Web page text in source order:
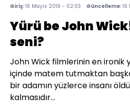
Giriş:16 Mayıs 2019 - 02:03 Güncelleme:16
Yürü be John
seni?
John Wick filmlerinin en ironik
içinde matem tutmaktan
bir adamın yüzlerce insanı
kalmasıdır...